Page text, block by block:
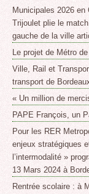
Municipales 2026
Trijoulet plie le
gauche de la ville
Le projet de Métro
Ville, Rail et
transport de
« Un million de
PAPE François, un
Pour les RER
enjeux stratégiques
l’intermodalité »
13 Mars 2024 à
Rentrée scolaire : à